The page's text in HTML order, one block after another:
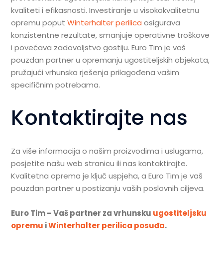
kvaliteti i efikasnosti. Investiranje u visokokvalitetnu
opremu poputWinterhalter perilica osigurava
konzistentne rezultate, smanjuje operativne troškove
i povećava zadovoljstvo gostiju. Euro Tim je vaš
pouzdan partner u opremanju ugostiteljskih objekata,
pružajući vrhunska rješenja prilagođena vašim
specifičnim potrebama.
Kontaktirajte nas
Za više informacija o našim proizvodima i uslugama,
posjetite našu web stranicu ili nas kontaktirajte.
Kvalitetna oprema je ključ uspjeha, a Euro Tim je vaš
pouzdan partner u postizanju vaših poslovnih ciljeva.
Euro Tim – Vaš partner za vrhunsku ugostiteljsku
opremu iWinterhalter perilica posuđa.